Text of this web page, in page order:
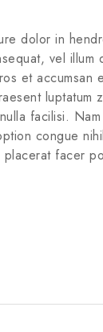
dolor in
vel illum
et accumsan
luptatum
facilisi.
congue
facer